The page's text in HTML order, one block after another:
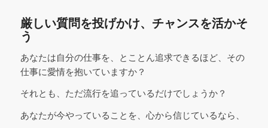
厳しい質問を投げかけ、チャンスを活かそ
う
あなたは自分の仕事を、とことん追求できるほど、その
仕事に愛情を抱いていますか？
それとも、ただ流行を追っているだけでしょうか？
あなたが今やっていることを、心から信じているなら、